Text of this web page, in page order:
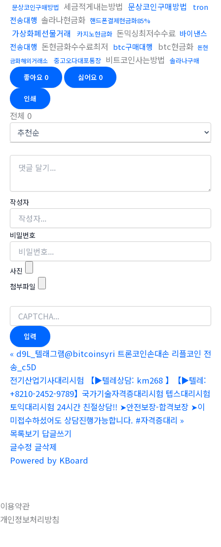
문상코인구매방법 세금적게내는방법 문상코인구매방법
tron
전송대행 솔라나현금화 핸드폰결제현금화85%
가상화폐선물거래 카지노현금화 돈믹싱최저수수료 바이낸스
전송대행 돈현금화수수료최저 btc구매대행 btc현금화 돈현
금화해외거래소
중고오다대포통장 비트코인사는방법 솔라나구매
좋아요 0 싫어요 0
인쇄
전체 0
작성자
비밀번호
사진
첨부파일
« d9L_텔래그램@bitcoinsyri 트론코인손대손 리플코인 전
송_c5D
전기산업기사대리시험 【▶텔레상담: km268 】【▶텔레:
+8210-2452-9789】국가기술자격증대리시험 텝스대리시험
토익대리시험 24시간 친절상담!! ➤안전보장-합격보장 ➤이
미접수하셨어도 상담진행가능합니다. #자격증대리 »
목록보기 답글쓰기
글수정 글삭제
Powered by KBoard
이용약관
개인정보처리방침